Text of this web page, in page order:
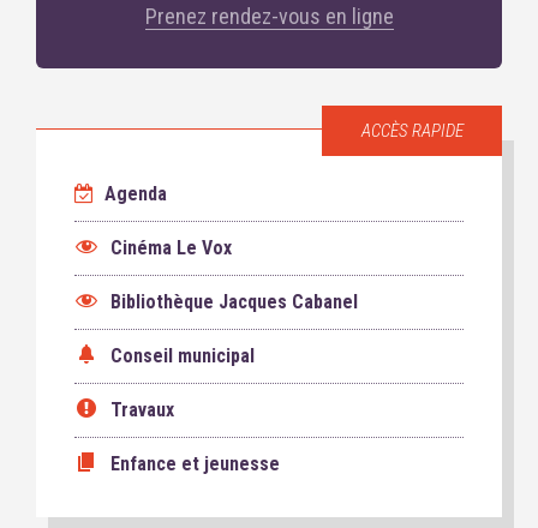
Prenez rendez-vous en ligne
ACCÈS RAPIDE
Agenda
Cinéma Le Vox
Bibliothèque Jacques Cabanel
Conseil municipal
Travaux
Enfance et jeunesse